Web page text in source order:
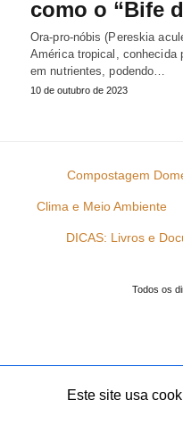
como o “Bife
Ora-pro-nóbis (Pereskia
América tropical,
em nutrientes, podendo…
10 de outubro de 2023
Compostagem
Clima e Meio Ambiente
DICAS: Livros e
Todos os
Este site usa